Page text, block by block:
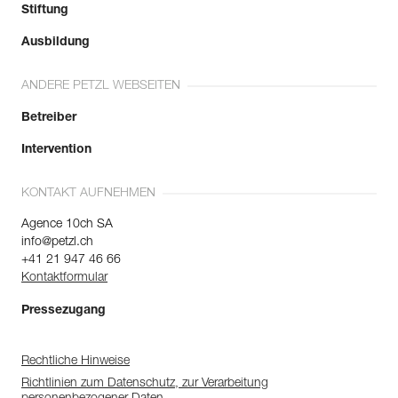
Stiftung
Ausbildung
ANDERE PETZL WEBSEITEN
Betreiber
Intervention
KONTAKT AUFNEHMEN
Agence 10ch SA
info@petzl.ch
+41 21 947 46 66
Kontaktformular
Pressezugang
Rechtliche Hinweise
Richtlinien zum Datenschutz, zur Verarbeitung